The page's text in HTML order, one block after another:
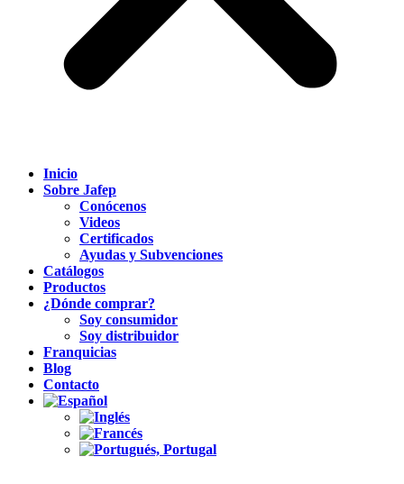
Inicio
Sobre Jafep
Conócenos
Videos
Certificados
Ayudas y Subvenciones
Catálogos
Productos
¿Dónde comprar?
Soy consumidor
Soy distribuidor
Franquicias
Blog
Contacto